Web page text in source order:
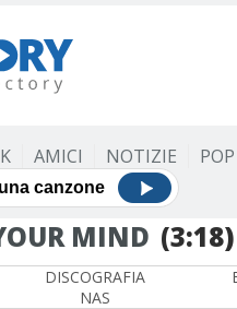
AMICI NOTIZIE POP
MIND (3:18)
DISCOGRAFIA
NAS